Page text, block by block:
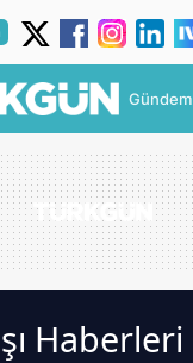
Gündem
Haberleri